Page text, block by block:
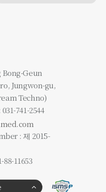
Geun
Jungwon-gu,
Techno)
741-2544
: 제 2015-
11653